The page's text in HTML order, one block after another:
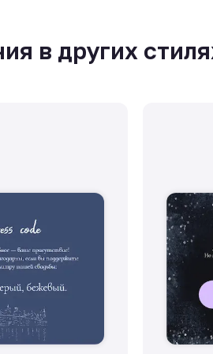
в других